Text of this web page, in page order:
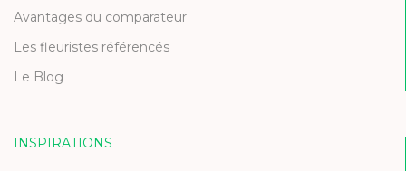
Avantages du comparateur
Les fleuristes référencés
Le Blog
INSPIRATIONS